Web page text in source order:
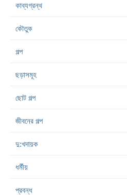
কাব্যগ্রন্থ
কৌতুক
গল্প
ছড়াসমূহ
ছোট গল্প
জীবনের গল্প
দু:খদায়ক
ধর্মীয়
প্রবন্ধ